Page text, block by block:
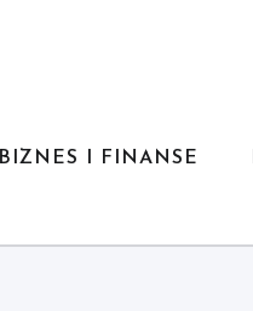
BIZNES I FINANSE